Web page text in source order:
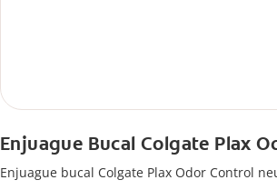
Enjuague Bucal Colgate Plax
Enjuague bucal Colgate Plax Odor Control